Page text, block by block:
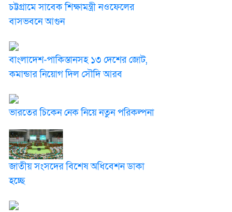
চট্টগ্রামে সাবেক শিক্ষামন্ত্রী নওফেলের
বাসভবনে আগুন
বাংলাদেশ-পাকিস্তানসহ ১৩ দেশের জোট,
কমান্ডার নিয়োগ দিল সৌদি আরব
ভারতের চিকেন নেক নিয়ে নতুন পরিকল্পনা
জাতীয় সংসদের বিশেষ অধিবেশন ডাকা
হচ্ছে